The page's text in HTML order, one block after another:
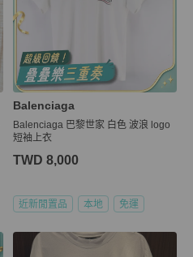
Balenciaga
Balenciaga 巴黎世家 白色 波浪 logo
短袖上衣
TWD 8,000
近新閒置品 本地 免運